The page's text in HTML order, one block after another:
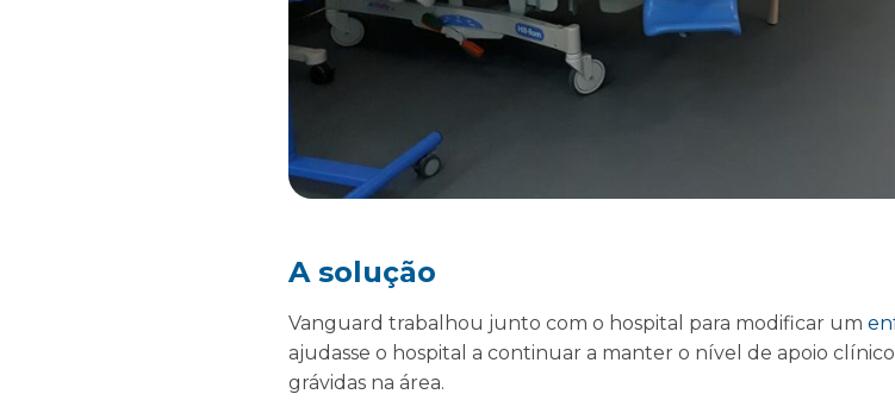
A solução
Vanguard trabalhou junto com o hospital para modificar um
ajudasse o hospital a continuar a manter o nível de apoio
grávidas na área.